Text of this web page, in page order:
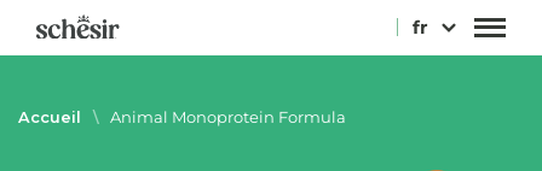
fr
Accueil \ Animal Monoprotein Formula